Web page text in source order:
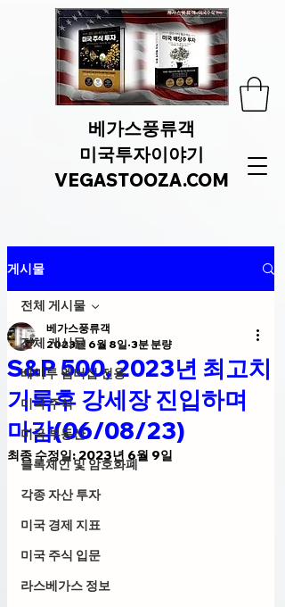
베가스풍류객
미국투자이야기
VEGASTOOZA.COM
게시물
전체 게시물
베미투 멤버십 전용
미국 주식
미국 부동산
블록체인 및 암호화폐
각종 자산 투자
미국 경제 지표
미국 주식 입문
라스베가스 정보
전체 게시물
S&P 500, 2023년 최고치
기록후 강세장 진입하며
마감(06/08/23)
베가스풍류객
2023년 6월 8일 3분 분량
최종 수정일:2023년 6월 9일